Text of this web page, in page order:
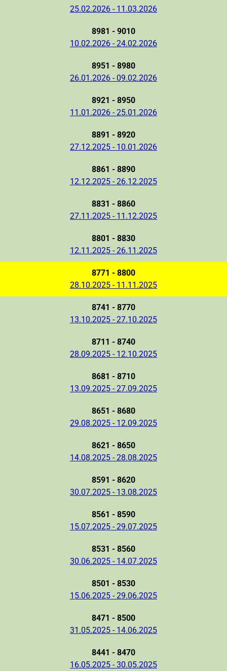
25.02.2026 - 11.03.2026
8981 - 9010
10.02.2026 - 24.02.2026
8951 - 8980
26.01.2026 - 09.02.2026
8921 - 8950
11.01.2026 - 25.01.2026
8891 - 8920
27.12.2025 - 10.01.2026
8861 - 8890
12.12.2025 - 26.12.2025
8831 - 8860
27.11.2025 - 11.12.2025
8801 - 8830
12.11.2025 - 26.11.2025
8771 - 8800
28.10.2025 - 11.11.2025
8741 - 8770
13.10.2025 - 27.10.2025
8711 - 8740
28.09.2025 - 12.10.2025
8681 - 8710
13.09.2025 - 27.09.2025
8651 - 8680
29.08.2025 - 12.09.2025
8621 - 8650
14.08.2025 - 28.08.2025
8591 - 8620
30.07.2025 - 13.08.2025
8561 - 8590
15.07.2025 - 29.07.2025
8531 - 8560
30.06.2025 - 14.07.2025
8501 - 8530
15.06.2025 - 29.06.2025
8471 - 8500
31.05.2025 - 14.06.2025
8441 - 8470
16.05.2025 - 30.05.2025